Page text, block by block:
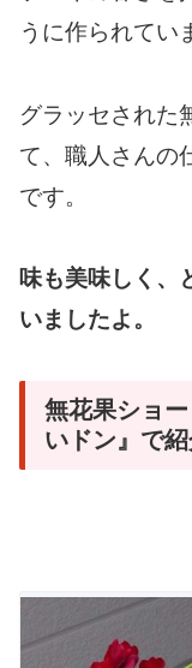
うに作られてい
グラッセされた
て、職人さんの
です。
味も美味しく、
いましたよ。
無花果ショ
いドン』で